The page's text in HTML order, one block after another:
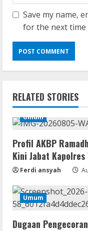
Save my name,
for the next time
RELATED STORIES
Umum
Profil AKBP
Kini Jabat Kapolres
Ferdi ansyah
Umum
Dugaan
VL
3